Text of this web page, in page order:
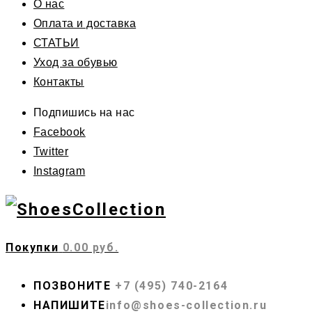
О нас
Оплата и доставка
СТАТЬИ
Уход за обувью
Контакты
Подпишись на нас
Facebook
Twitter
Instagram
Покупки 0.00 руб.
ПОЗВОНИТЕ +7 (495) 740-2164
НАПИШИТЕinfo@shoes-collection.ru